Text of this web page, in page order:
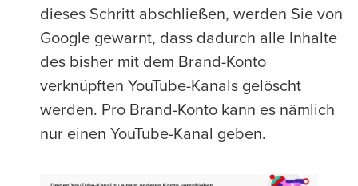
dieses Schritt abschließen, werden Sie von
Google gewarnt, dass dadurch alle Inhalte
des bisher mit dem Brand-Konto
verknüpften YouTube-Kanals gelöscht
werden. Pro Brand-Konto kann es nämlich
nur einen YouTube-Kanal geben.